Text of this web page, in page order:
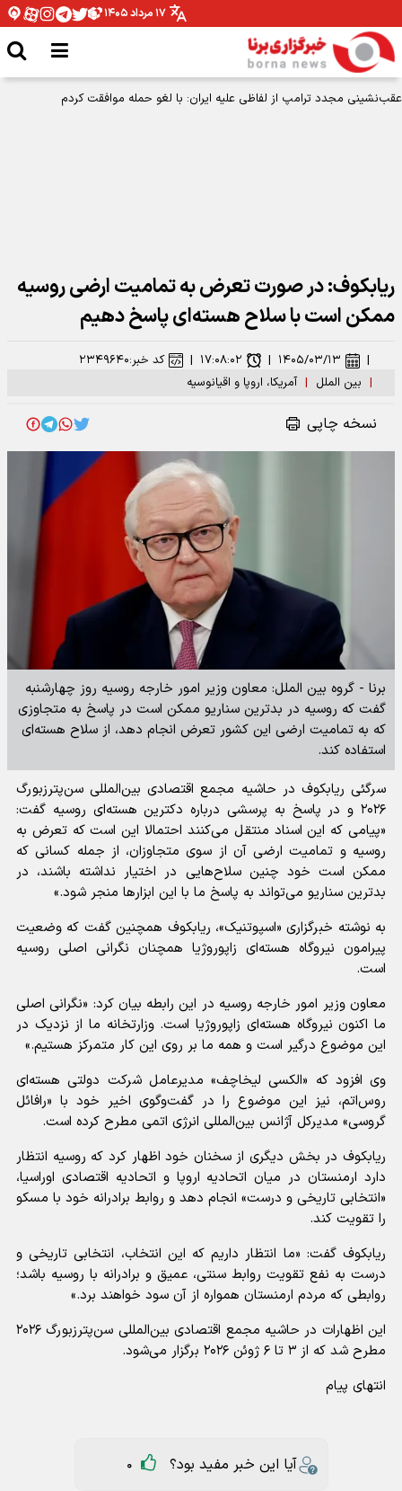
۱۷ مرداد ۱۴۰۵
ریابکوف: در صورت تعرض به تمامیت ارضی روسیه
ممکن است با سلاح هسته‌ای پاسخ دهیم
| بین الملل | آمریکا، اروپا و اقیانوسیه
| ۱۴۰۵/۰۳/۱۳ | ۱۷:۰۸:۰۲ | کد خبر:۲۳۴۹۶۴۰
نسخه چاپی
برنا - گروه بین الملل: معاون وزیر امور خارجه روسیه روز چهارشنبه
گفت که روسیه در بدترین سناریو ممکن است در پاسخ به متجاوزی
که به تمامیت ارضی این کشور تعرض انجام دهد، از سلاح هسته‌ای
استفاده کند.
سرگئی ریابکوف در حاشیه مجمع اقتصادی بین‌المللی سن‌پترزبورگ
۲۰۲۶ و در پاسخ به پرسشی درباره دکترین هسته‌ای روسیه گفت:
«پیامی که این اسناد منتقل می‌کنند احتمالا این است که تعرض به
روسیه و تمامیت ارضی آن از سوی متجاوزان، از جمله کسانی که
ممکن است خود چنین سلاح‌هایی در اختیار نداشته باشند، در
بدترین سناریو می‌تواند به پاسخ ما با این ابزار‌ها منجر شود.»
به نوشته خبرگزاری «اسپوتنیک»، ریابکوف همچنین گفت که وضعیت
پیرامون نیروگاه هسته‌ای زاپوروژیا همچنان نگرانی اصلی روسیه
است.
معاون وزیر امور خارجه روسیه در این رابطه بیان کرد: «نگرانی اصلی
ما اکنون نیروگاه هسته‌ای زاپوروژیا است. وزارتخانه ما از نزدیک در
این موضوع درگیر است و همه ما بر روی این کار متمرکز هستیم.»
وی افزود که «الکسی لیخاچف» مدیرعامل شرکت دولتی هسته‌ای
روس‌اتم، نیز این موضوع را در گفت‌وگوی اخیر خود با «رافائل
گروسی» مدیرکل آژانس بین‌المللی انرژی اتمی مطرح کرده است.
ریابکوف در بخش دیگری از سخنان خود اظهار کرد که روسیه انتظار
دارد ارمنستان در میان اتحادیه اروپا و اتحادیه اقتصادی اوراسیا،
«انتخابی تاریخی و درست» انجام دهد و روابط برادرانه خود با مسکو
را تقویت کند.
ریابکوف گفت: «ما انتظار داریم که این انتخاب، انتخابی تاریخی و
درست به نفع تقویت روابط سنتی، عمیق و برادرانه با روسیه باشد؛
روابطی که مردم ارمنستان همواره از آن سود خواهند برد.»
این اظهارات در حاشیه مجمع اقتصادی بین‌المللی سن‌پترزبورگ ۲۰۲۶
مطرح شد که از ۳ تا ۶ ژوئن ۲۰۲۶ برگزار می‌شود.
انتهای پیام
آیا این خبر مفید بود؟ 0